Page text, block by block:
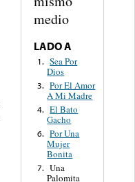
medio
LADO A
1. Sea Por
Dios
3. Por El Amor
A Mi Madre
4. El Bato
Gacho
6. Por Una
Mujer
Bonita
7. Una
Palomita